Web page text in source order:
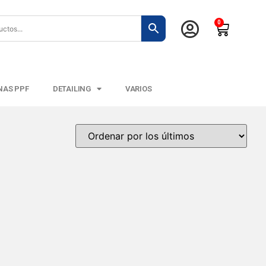
0
PPF DETAILING VARIOS